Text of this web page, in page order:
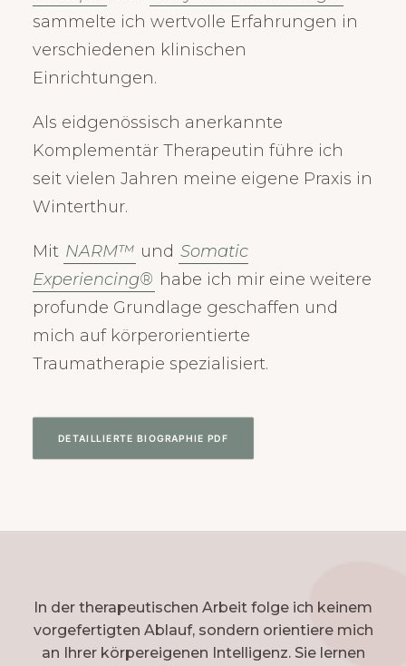
sammelte ich wertvolle Erfahrungen in
verschiedenen klinischen
Einrichtungen.
Als eidgenössisch anerkannte
Komplementär Therapeutin führe ich
seit vielen Jahren meine eigene Praxis in
Winterthur.
Mit NARM™ und Somatic
Experiencing® habe ich mir eine weitere
profunde Grundlage geschaffen und
mich auf körperorientierte
Traumatherapie spezialisiert.
DETAILLIERTE BIOGRAPHIE PDF
In der therapeutischen Arbeit folge ich keinem
vorgefertigten Ablauf, sondern orientiere mich
an Ihrer körpereigenen Intelligenz. Sie lernen